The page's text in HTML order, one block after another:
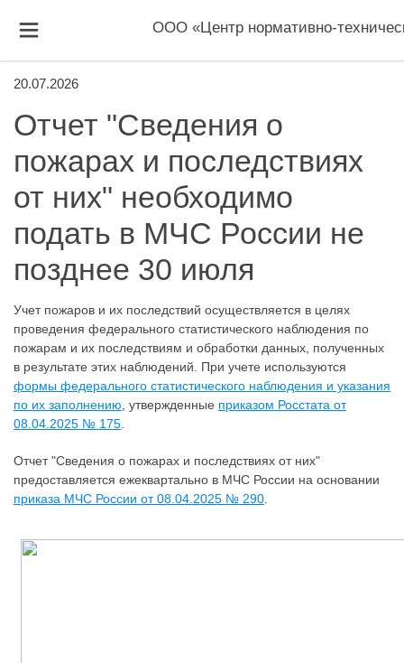
ООО «Центр нормативно-
20.07.2026
Отчет "Сведения о
пожарах и последствиях
от них" необходимо
подать в МЧС России не
позднее 30 июля
Учет пожаров и их последствий осуществляется в целях
проведения федерального статистического наблюдения по
пожарам и их последствиям и обработки данных, полученных
в результате этих наблюдений. При учете используются
формы федерального статистического наблюдения и указания
по их заполнению , утвержденные приказом Росстата от
08.04.2025 № 175
Отчет "Сведения о пожарах и последствиях от них"
предоставляется ежеквартально в МЧС России на основании
приказа МЧС России от 08.04.2025 № 290